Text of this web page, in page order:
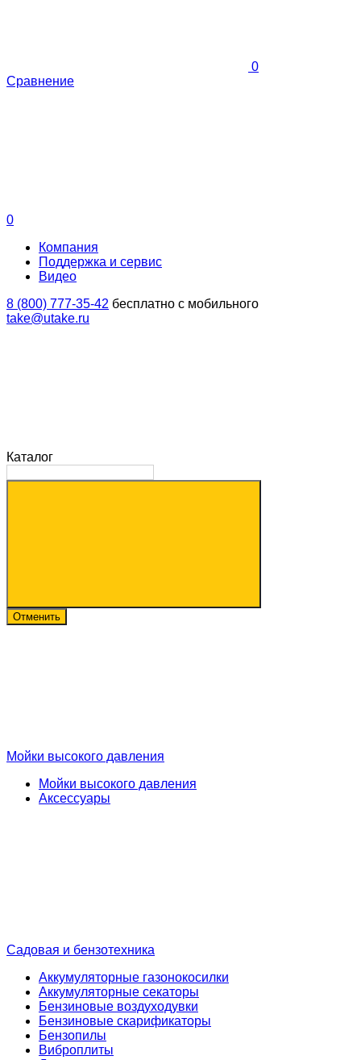
0
Сравнение
0
Компания
Поддержка и сервис
Видео
8 (800) 777-35-42 бесплатно с мобильного
take@utake.ru
Каталог
Отменить
Мойки высокого давления
Мойки высокого давления
Аксессуары
Садовая и бензотехника
Аккумуляторные газонокосилки
Аккумуляторные секаторы
Бензиновые воздуходувки
Бензиновые скарификаторы
Бензопилы
Виброплиты